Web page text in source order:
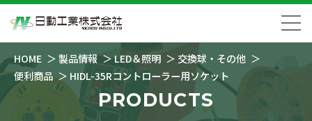
HOME 製品情報 LED＆照明
交換球・その他
便利商品
HIDL-35Rコントローラー用ソケット
PRODUCTS